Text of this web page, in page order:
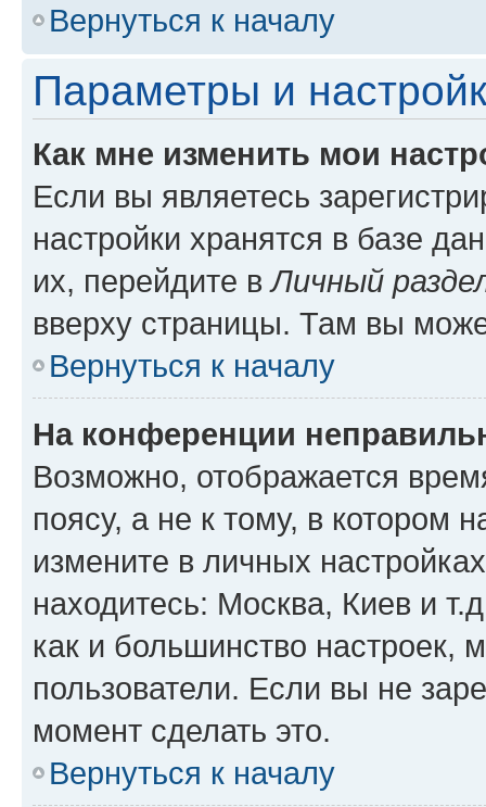
Вернуться к началу
Параметры и
Как мне изменить мои
Если вы являетесь
настройки хранятся в базе
их, перейдите вЛичный
вверху страницы. Там вы
Вернуться к началу
На конференции
Возможно, отображается
поясу, а не к тому, в котором
измените в личных
находитесь: Москва, Киев и
как и большинство настроек,
пользователи. Если вы не
момент сделать это.
Вернуться к началу